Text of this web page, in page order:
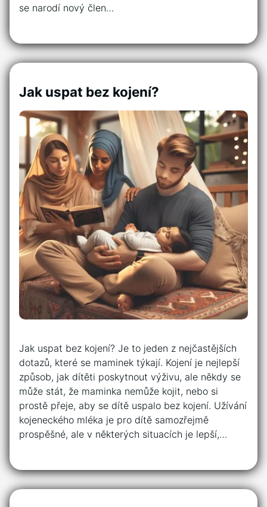
se narodí nový člen…
Jak uspat bez kojení?
Jak uspat bez kojení? Je to jeden z nejčastějších
dotazů, které se maminek týkají. Kojení je nejlepší
způsob, jak dítěti poskytnout výživu, ale někdy se
může stát, že maminka nemůže kojit, nebo si
prostě přeje, aby se dítě uspalo bez kojení. Užívání
kojeneckého mléka je pro dítě samozřejmě
prospěšné, ale v některých situacích je lepší,…